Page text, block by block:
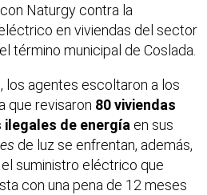
Naturgy contra la
en viviendas del sector
término municipal de Coslada.
los agentes escoltaron a los
que revisaron 80 viviendas
ilegales de energía en sus
de luz se enfrentan, además,
suministro eléctrico que
con una pena de 12 meses